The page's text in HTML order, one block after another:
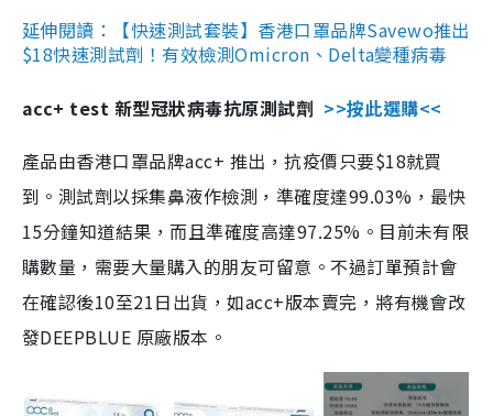
延伸閱讀：【快速測試套裝】香港口罩品牌Savewo推出
$18快速測試劑！有效檢測Omicron、Delta變種病毒
acc+ test 新型冠狀病毒抗原測試劑 >>按此選購<<
產品由香港口罩品牌acc+ 推出，抗疫價只要$18就買
到。測試劑以採集鼻液作檢測，準確度達99.03%，最快
15分鐘知道結果，而且準確度高達97.25%。目前未有限
購數量，需要大量購入的朋友可留意。不過訂單預計會
在確認後10至21日出貨，如acc+版本賣完，將有機會改
發DEEPBLUE 原廠版本。